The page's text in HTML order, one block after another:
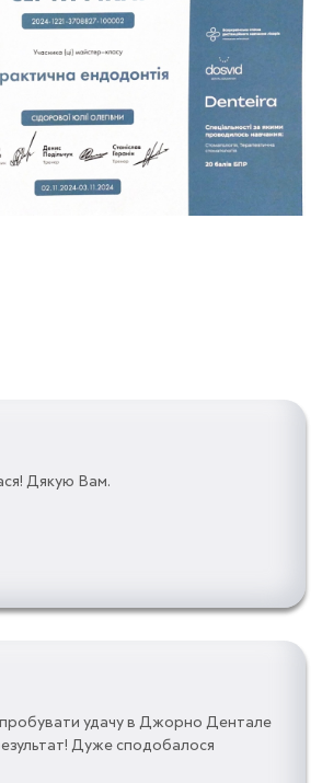
Дякую Вам.
спробувати удачу в Джорно Дентале
Дуже сподобалося